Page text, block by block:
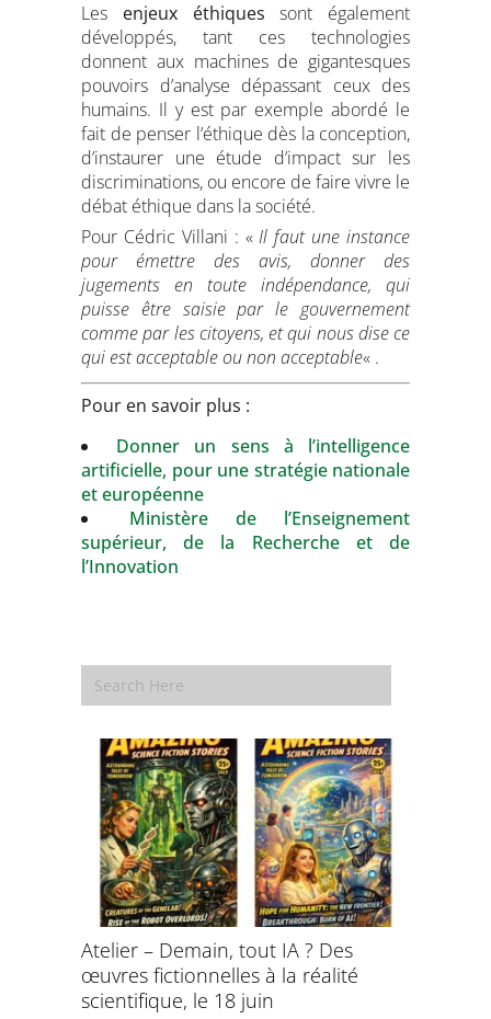
Les enjeux éthiques sont également
développés, tant ces technologies
donnent aux machines de gigantesques
pouvoirs d’analyse dépassant ceux des
humains. Il y est par exemple abordé le
fait de penser l’éthique dès la conception,
d’instaurer une étude d’impact sur les
discriminations, ou encore de faire vivre le
débat éthique dans la société.
Pour Cédric Villani : «Il faut une instance
pour émettre des avis, donner des
jugements en toute indépendance, qui
puisse être saisie par le gouvernement
comme par les citoyens, et qui nous dise ce
qui est acceptable ou non acceptable« .
Pour en savoir plus :
Donner un sens à l’intelligence
artificielle, pour une stratégie nationale
et européenne
Ministère de lʼEnseignement
supérieur, de la Recherche et de
lʼInnovation
Atelier – Demain, tout IA ? Des
œuvres fictionnelles à la réalité
scientifique, le 18 juin